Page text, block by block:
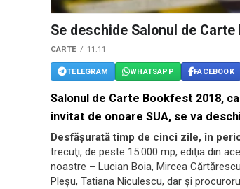
Se deschide Salonul de
CARTE 11:11
TELEGRAM WHATSAPP FACEBOOK
Salonul de Carte Bookfest 2018,
invitat de onoare SUA, se va
Desfăşurată timp de cinci zile, în
trecuţi, de peste 15.000 mp, ediţia din
noastre – Lucian Boia, Mircea
Pleşu, Tatiana Niculescu, dar şi